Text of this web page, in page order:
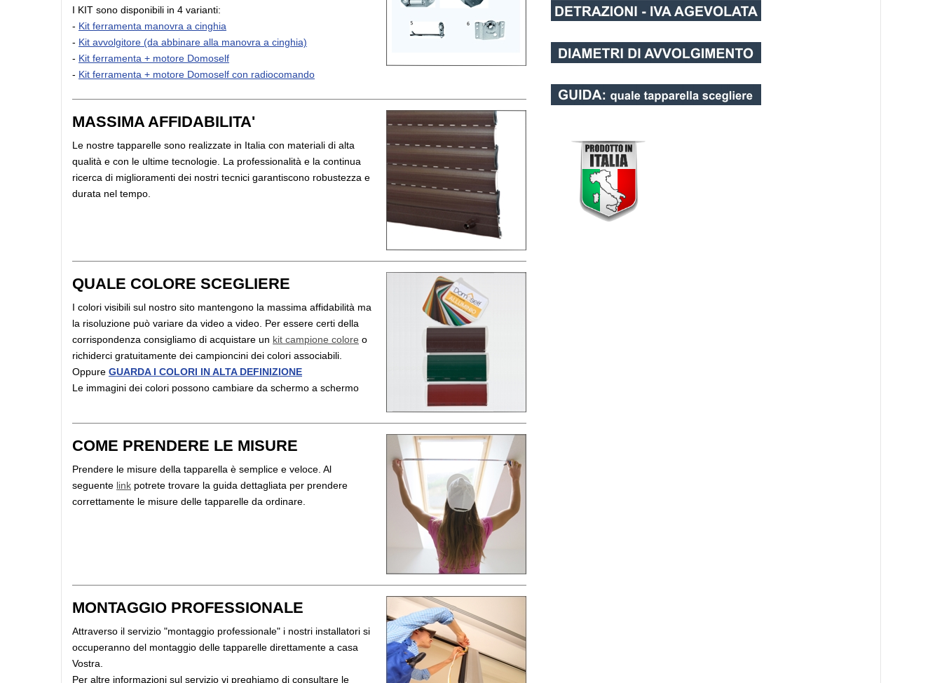
I KIT sono disponibili in 4 varianti:
- Kit ferramenta manovra a cinghia
- Kit avvolgitore (da abbinare alla manovra a cinghia)
- Kit ferramenta + motore Domoself
- Kit ferramenta + motore Domoself con radiocomando
MASSIMA AFFIDABILITA'
Le nostre tapparelle sono realizzate in Italia con materiali di alta
qualità e con le ultime tecnologie. La professionalità e la continua
ricerca di miglioramenti dei nostri tecnici garantiscono robustezza e
durata nel tempo.
QUALE COLORE SCEGLIERE
I colori visibili sul nostro sito mantengono la massima affidabilità ma
la risoluzione può variare da video a video. Per essere certi della
corrispondenza consigliamo di acquistare un kit campione colore o
richiderci gratuitamente dei campioncini dei colori associabili.
Oppure GUARDA I COLORI IN ALTA DEFINIZIONE
Le immagini dei colori possono cambiare da schermo a schermo
COME PRENDERE LE MISURE
Prendere le misure della tapparella è semplice e veloce. Al
seguente link potrete trovare la guida dettagliata per prendere
correttamente le misure delle tapparelle da ordinare.
MONTAGGIO PROFESSIONALE
Attraverso il servizio "montaggio professionale" i nostri installatori si
occuperanno del montaggio delle tapparelle direttamente a casa
Vostra.
Per altre informazioni sul servizio vi preghiamo di consultare le